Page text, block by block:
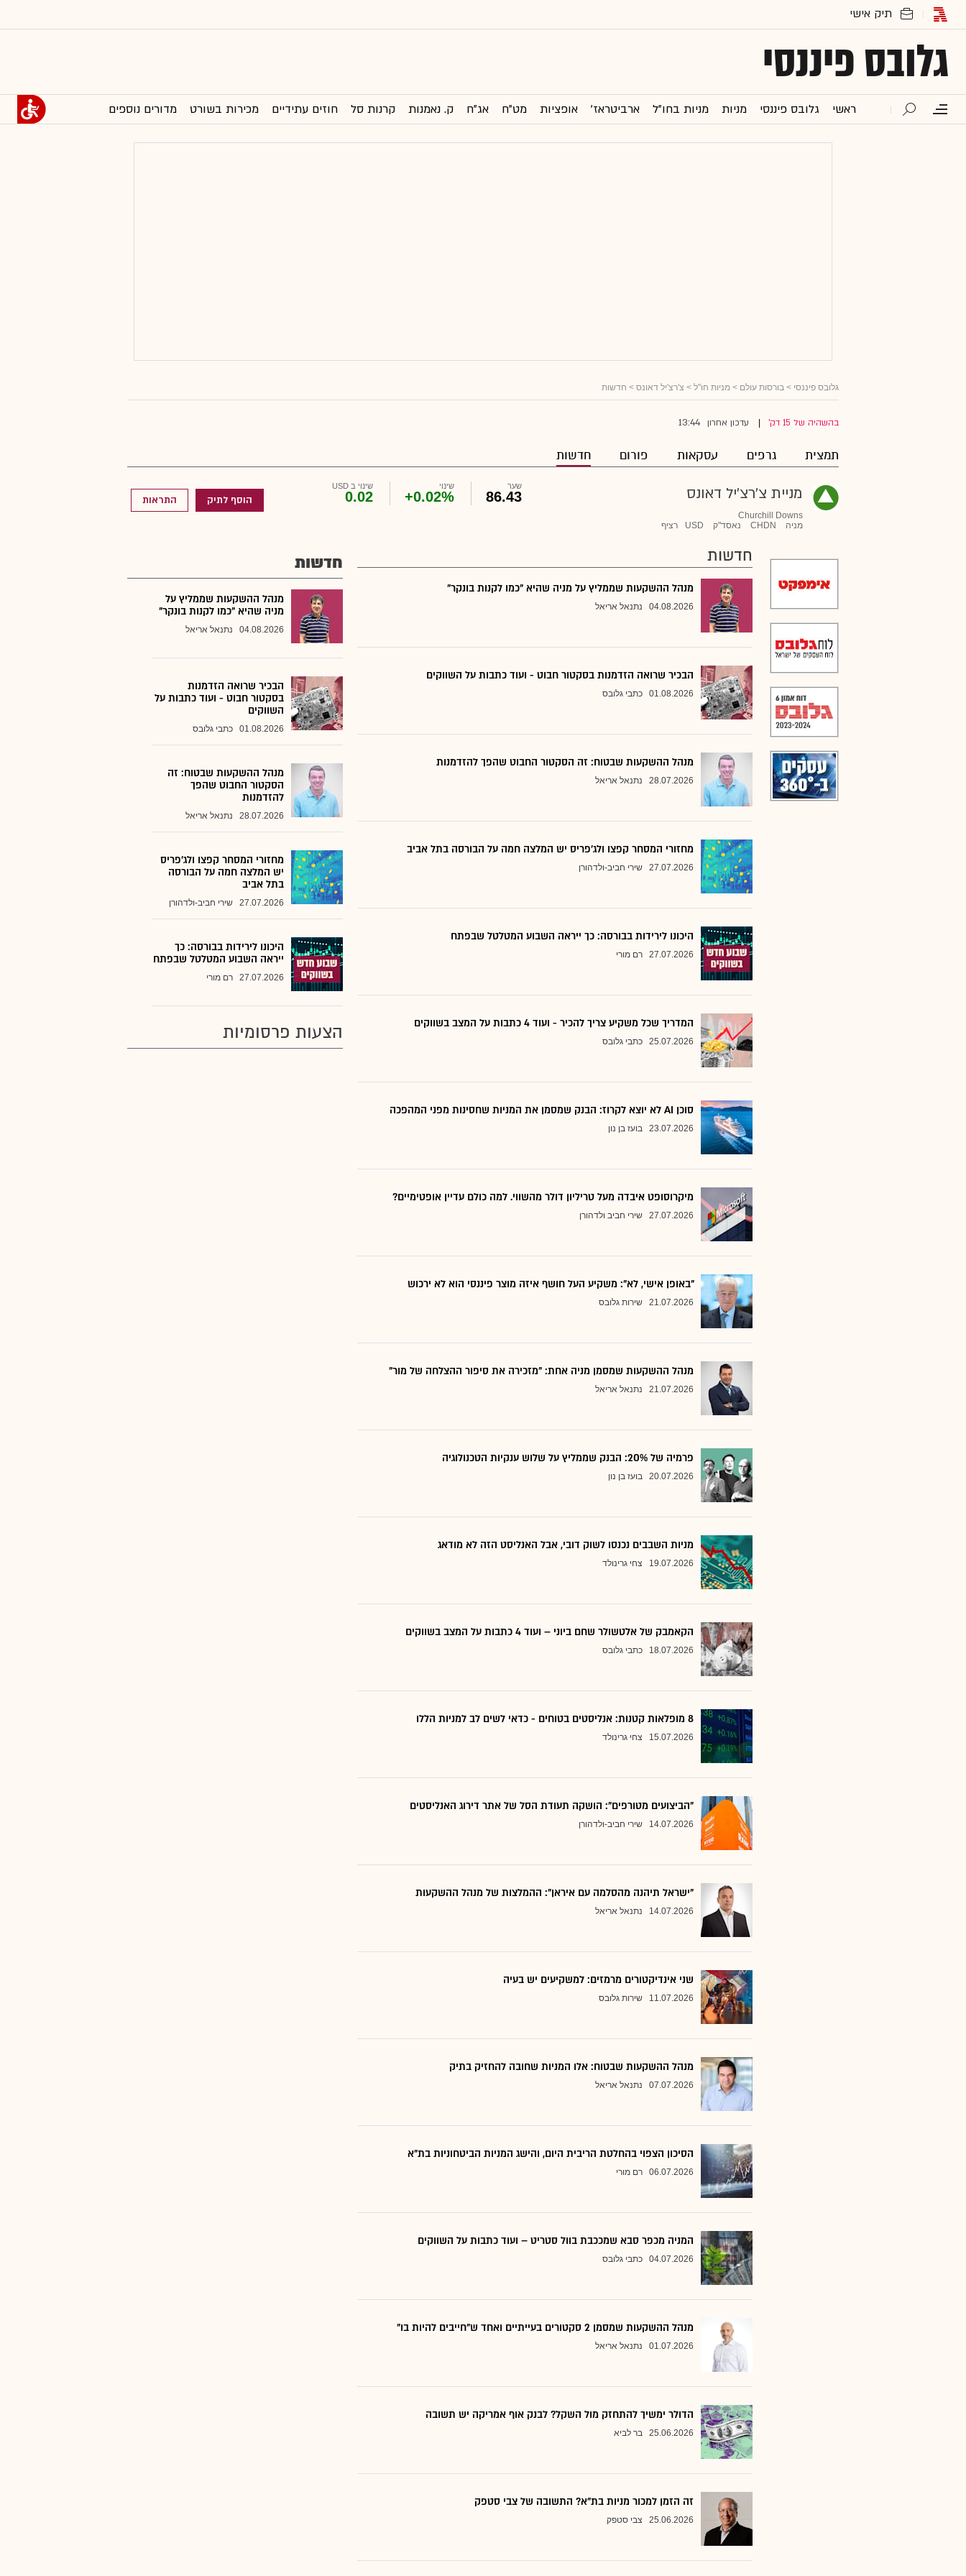
גלובס פיננסי
ראשי גלובס פיננסי מניות מניות בחו"ל ארביטראז' אופציות מט"ח אג"ח ק. נאמנות קרנות סל חוזים עתידיים מכירות בשורט מדורים נוספים
גלובס פיננסי > בורסות עולם > מניות חו"ל > צ'רצ'יל דאונס > חדשות
בהשהיה של 15 דק' עדכון אחרון 13:44
תמצית גרפים עסקאות פורום חדשות
מניית צ'רצ'יל דאונס
Churchill Downs
מניה
CHDN נאסד"ק USD רציף
שער
86.43
שינוי
+0.02%
שינוי ב USD
0.02 הוסף לתיק התראות
חדשות
מנהל ההשקעות שממליץ על מניה שהיא "כמו לקנות בונקר"
04.08.2026 נתנאל אריאל
הבכיר שרואה הזדמנות בסקטור חבוט - ועוד כתבות על השווקים
01.08.2026 כתבי גלובס
מנהל ההשקעות שבטוח: זה הסקטור החבוט שהפך להזדמנות
28.07.2026 נתנאל אריאל
מחזורי המסחר קפצו ולג'פריס יש המלצה חמה על הבורסה בתל אביב
27.07.2026 שירי חביב-ולדהורן
היכונו לירידות בבורסה: כך ייראה השבוע המטלטל שבפתח
27.07.2026 רם מורי
המדריך שכל משקיע צריך להכיר - ועוד 4 כתבות על המצב בשווקים
25.07.2026 כתבי גלובס
סוכן AI לא יוצא לקרוז: הבנק שמסמן את המניות שחסינות מפני המהפכה
23.07.2026 בועז בן נון
מיקרוסופט איבדה מעל טריליון דולר מהשווי. למה כולם עדיין אופטימיים?
27.07.2026 שירי חביב ולדהורן
"באופן אישי, לא": משקיע העל חושף איזה מוצר פיננסי הוא לא ירכוש
21.07.2026 שירות גלובס
מנהל ההשקעות שמסמן מניה אחת: "מזכירה את סיפור ההצלחה של מור"
21.07.2026 נתנאל אריאל
פרמיה של 20%: הבנק שממליץ על שלוש ענקיות הטכנולוגיה
20.07.2026 בועז בן נון
מניות השבבים נכנסו לשוק דובי, אבל האנליסט הזה לא מודאג
19.07.2026 צחי גרינולד
הקאמבק של אלטשולר שחם ביוני – ועוד 4 כתבות על המצב בשווקים
18.07.2026 כתבי גלובס
8 מופלאות קטנות: אנליסטים בטוחים - כדאי לשים לב למניות הללו
15.07.2026 צחי גרינולד
"הביצועים מטורפים": הושקה תעודת הסל של אתר דירוג האנליסטים
14.07.2026 שירי חביב-ולדהורן
"ישראל תיהנה מהסלמה עם איראן": ההמלצות של מנהל ההשקעות
14.07.2026 נתנאל אריאל
שני אינדיקטורים מרמזים: למשקיעים יש בעיה
11.07.2026 שירות גלובס
מנהל ההשקעות שבטוח: אלו המניות שחובה להחזיק בתיק
07.07.2026 נתנאל אריאל
הסיכון הצפוי בהחלטת הריבית היום, והישג המניות הביטחוניות בת"א
06.07.2026 רם מורי
המניה מכפר סבא שמככבת בוול סטריט – ועוד כתבות על השווקים
04.07.2026 כתבי גלובס
מנהל ההשקעות שמסמן 2 סקטורים בעייתיים ואחד ש"חייבים להיות בו"
01.07.2026 נתנאל אריאל
הדולר ימשיך להתחזק מול השקל? לבנק אוף אמריקה יש תשובה
25.06.2026 בר לביא
זה הזמן למכור מניות בת"א? התשובה של צבי סטפק
25.06.2026 צבי סטפק
חדשות
מנהל ההשקעות שממליץ על
מניה שהיא "כמו לקנות בונקר"
04.08.2026 נתנאל אריאל
הבכיר שרואה הזדמנות
בסקטור חבוט - ועוד כתבות על
השווקים
01.08.2026 כתבי גלובס
מנהל ההשקעות שבטוח: זה
הסקטור החבוט שהפך
להזדמנות
28.07.2026 נתנאל אריאל
מחזורי המסחר קפצו ולג'פריס
יש המלצה חמה על הבורסה
בתל אביב
27.07.2026 שירי חביב-ולדהורן
היכונו לירידות בבורסה: כך
ייראה השבוע המטלטל שבפתח
27.07.2026 רם מורי
הצעות פרסומיות